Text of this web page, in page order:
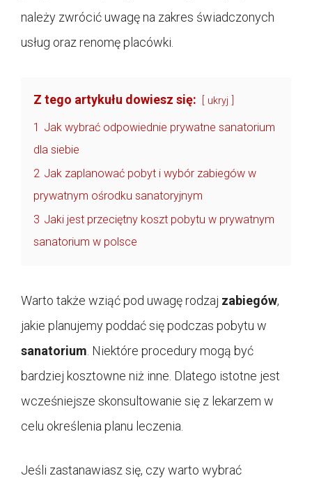
należy zwrócić uwagę na zakres świadczonych
usług oraz renomę placówki.
Z tego artykułu dowiesz się: ukryj
1 Jak wybrać odpowiednie prywatne sanatorium
dla siebie
2 Jak zaplanować pobyt i wybór zabiegów w
prywatnym ośrodku sanatoryjnym
3 Jaki jest przeciętny koszt pobytu w prywatnym
sanatorium w polsce
Warto także wziąć pod uwagę rodzaj zabiegów,
jakie planujemy poddać się podczas pobytu w
sanatorium . Niektóre procedury mogą być
bardziej kosztowne niż inne. Dlatego istotne jest
wcześniejsze skonsultowanie się z lekarzem w
celu określenia planu leczenia.
Jeśli zastanawiasz się, czy warto wybrać